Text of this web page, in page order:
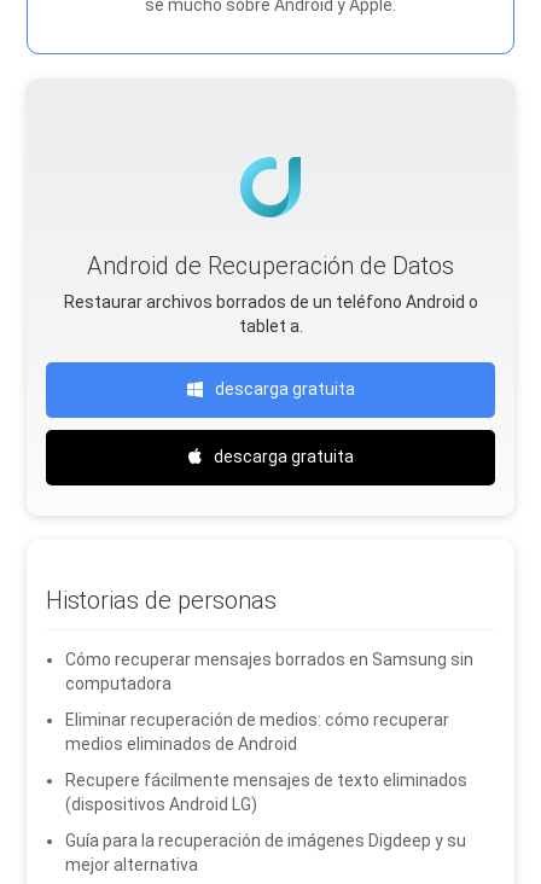
sé mucho sobre Android y Apple.
Android de Recuperación de Datos
Restaurar archivos borrados de un teléfono Android o
tablet a.
descarga gratuita
descarga gratuita
Historias de personas
Cómo recuperar mensajes borrados en Samsung sin
computadora
Eliminar recuperación de medios: cómo recuperar
medios eliminados de Android
Recupere fácilmente mensajes de texto eliminados
(dispositivos Android LG)
Guía para la recuperación de imágenes Digdeep y su
mejor alternativa